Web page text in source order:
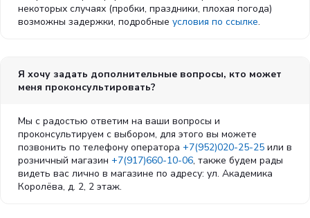
функцию сердца
СПЕЦИАЛЬНО ДЛЯ КРУПНЫХ
ЧЕЛЮСТЕЙ
Крупные крокеты кубической формы
адаптированы для больших квадратных
некоторых случаях (пробки, праздники, плохая погода)
возможны задержки, подробные условия по ссылке.
Я хочу задать дополнительные вопросы, кто может
меня проконсультировать?
Мы с радостью ответим на ваши вопросы и
проконсультируем с выбором, для этого вы можете
позвонить по телефону оператора +7(952)020-25-25 или в
розничный магазин +7(917)660-10-06, также будем рады
видеть вас лично в магазине по адресу: ул. Академика
Королёва, д. 2, 2 этаж.